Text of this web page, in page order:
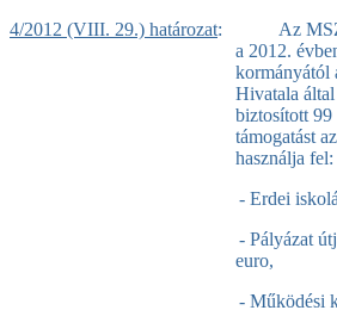
4/2012 (VIII. 29.) határozat: Az
a 2012.
kormányától
Hivatala
biztosított 99
támogatást
használja fel:
- Erdei
- Pályázat
euro,
- Működési